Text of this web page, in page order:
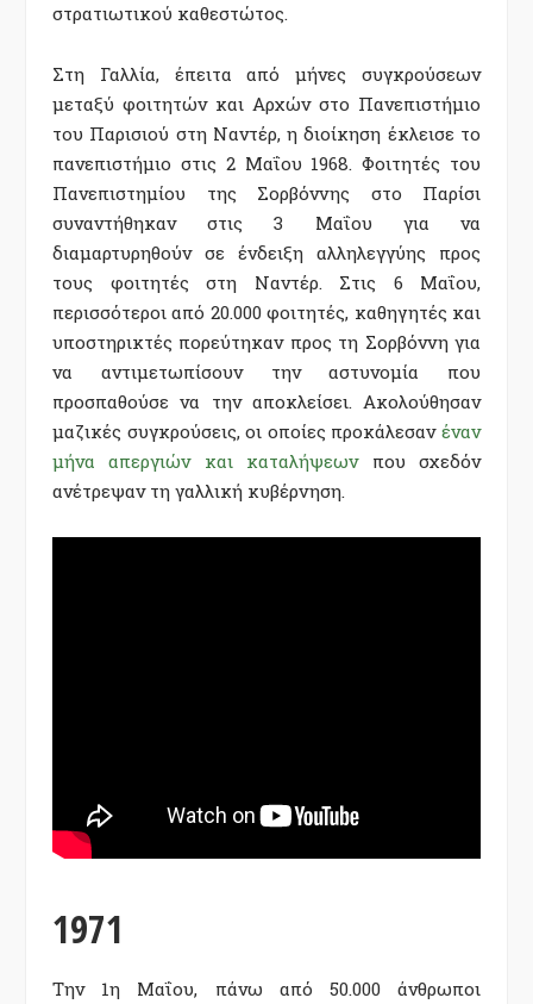
στρατιωτικού καθεστώτος.
Στη Γαλλία, έπειτα από μήνες συγκρούσεων
μεταξύ φοιτητών και Αρχών στο Πανεπιστήμιο
του Παρισιού στη Ναντέρ, η διοίκηση έκλεισε το
πανεπιστήμιο στις 2 Μαΐου 1968. Φοιτητές του
Πανεπιστημίου της Σορβόννης στο Παρίσι
συναντήθηκαν στις 3 Μαΐου για να
διαμαρτυρηθούν σε ένδειξη αλληλεγγύης προς
τους φοιτητές στη Ναντέρ. Στις 6 Μαΐου,
περισσότεροι από 20.000 φοιτητές, καθηγητές και
υποστηρικτές πορεύτηκαν προς τη Σορβόννη για
να αντιμετωπίσουν την αστυνομία που
προσπαθούσε να την αποκλείσει. Ακολούθησαν
μαζικές συγκρούσεις, οι οποίες προκάλεσαν έναν
μήνα απεργιών και καταλήψεωνπου σχεδόν
ανέτρεψαν τη γαλλική κυβέρνηση.
1971
Την 1η Μαΐου, πάνω από 50.000 άνθρωποι